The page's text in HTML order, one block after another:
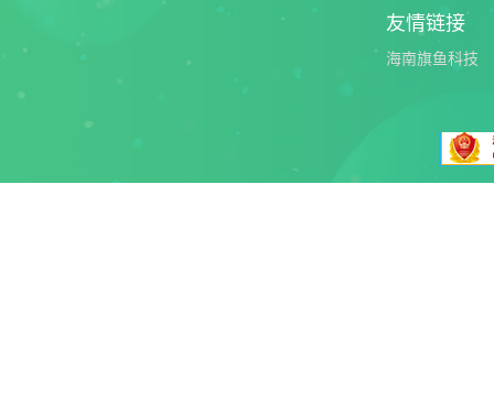
友情链接
海南旗鱼科技